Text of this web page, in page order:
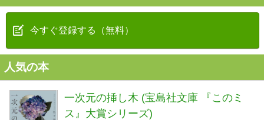
今すぐ登録する（無料）
人気の本
一次元の挿し木 (宝島社文庫 『このミ
ス』大賞シリーズ)